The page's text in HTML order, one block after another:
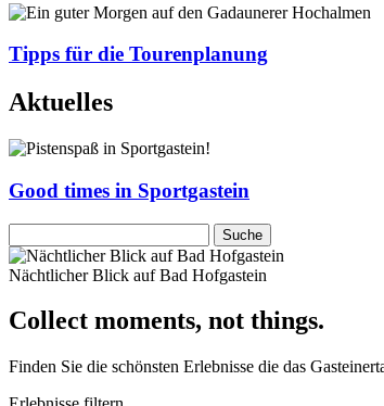
Tipps für die Tourenplanung
Aktuelles
Good times in Sportgastein
Nächtlicher Blick auf Bad Hofgastein
Collect moments, not things.
Finden Sie die schönsten Erlebnisse die das